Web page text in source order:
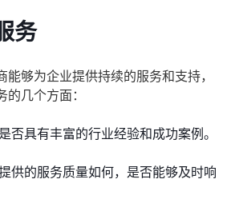
务
够为企业提供持续的服务和支持，
几个方面：
否具有丰富的行业经验和成功案例。
供的服务质量如何，是否能够及时响